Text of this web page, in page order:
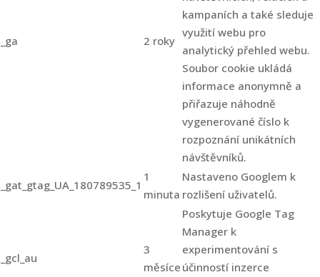
_ga 2 roky
kampaních a také sleduje
využití webu pro
analytický přehled webu.
Soubor cookie ukládá
informace anonymně a
přiřazuje náhodně
vygenerované číslo k
rozpoznání unikátních
návštěvníků.
_gat_gtag_UA_180789535_1
1
minuta
Nastaveno Googlem k
rozlišení uživatelů.
_gcl_au
3
měsíce
Poskytuje Google Tag
Manager k
experimentování s
účinností inzerce